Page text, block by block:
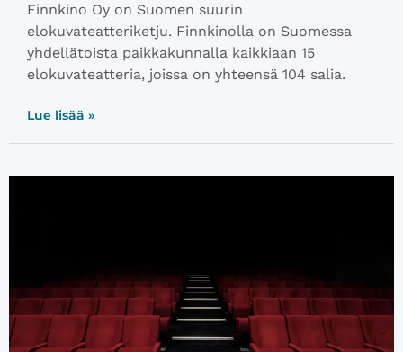
Finnkino Oy on Suomen suurin
elokuvateatteriketju. Finnkinolla on Suomessa
yhdellätoista paikkakunnalla kaikkiaan 15
elokuvateatteria, joissa on yhteensä 104 salia.
Lue lisää »